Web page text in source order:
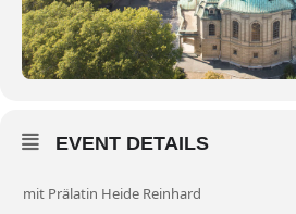
EVENT DETAILS
mit Prälatin Heide Reinhard